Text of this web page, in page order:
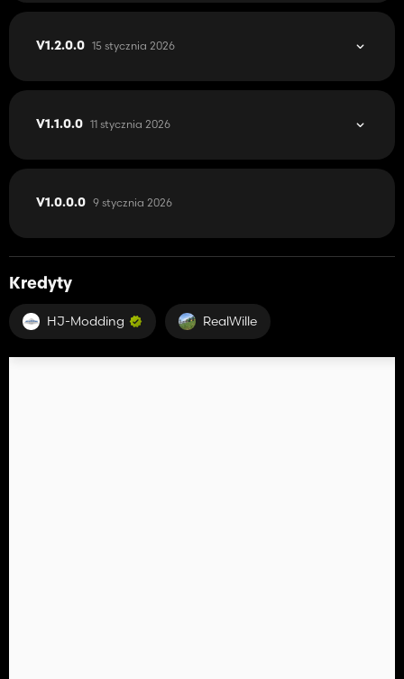
V1.2.0.0 15 stycznia 2026
V1.1.0.0 11 stycznia 2026
V1.0.0.0 9 stycznia 2026
Kredyty
HJ-Modding RealWille